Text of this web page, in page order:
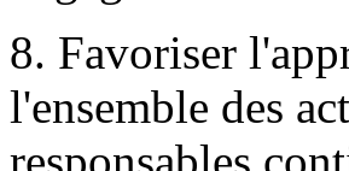
8. Favoriser
l'ensemble des
responsables